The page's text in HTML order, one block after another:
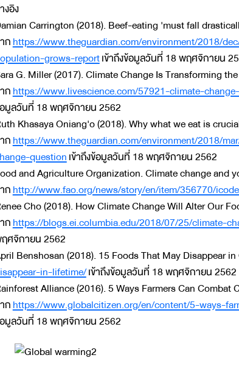
งอิง
Carrington (2018). Beef-eating 'must fall
กhttps://www.theguardian.com/environment/2018/
grows-reportเข้าถึงข้อมูลวันที่ 18 พฤศจิกายน
G. Miller (2017). Climate Change Is Transforming
กhttps://www.livescience.com/57921-climate-
มูลวันที่ 18 พฤศจิกายน 2562
Khasaya Oniang'o (2018). Why what we eat is
กhttps://www.theguardian.com/environment/2018/
questionเข้าถึงข้อมูลวันที่ 18 พฤศจิกายน 2562
and Agriculture Organization. Climate change and
กhttp://www.fao.org/news/story/en/item/356770/
Cho (2018). How Climate Change Will Alter Our
กhttps://blogs.ei.columbia.edu/2018/07/25/climate-
ศจิกายน 2562
Benshosan (2018). 15 Foods That May Disappear
in-lifetime/เข้าถึงข้อมูลวันที่ 18 พฤศจิกายน 2562
Alliance (2016). 5 Ways Farmers Can Combat
กhttps://www.globalcitizen.org/en/content/5-ways-
มูลวันที่ 18 พฤศจิกายน 2562